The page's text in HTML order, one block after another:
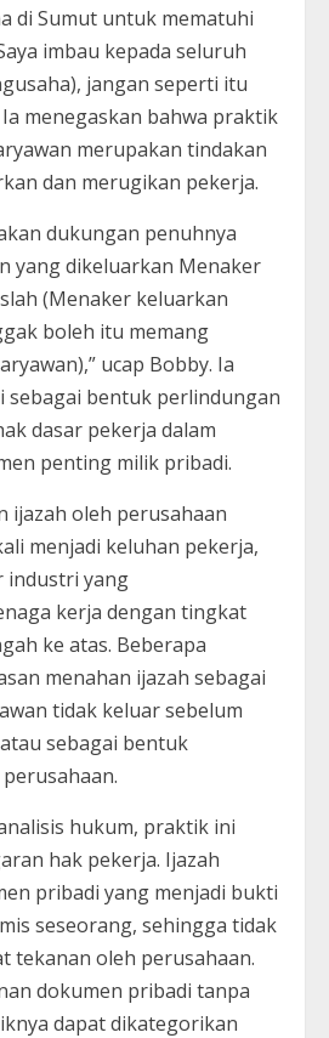
di Sumut untuk mematuhi
imbau kepada seluruh
jangan seperti itu
Ia menegaskan bahwa praktik
merupakan tindakan
dan merugikan pekerja.
dukungan penuhnya
yang dikeluarkan Menaker
(Menaker keluarkan
boleh itu memang
ucap Bobby. Ia
sebagai bentuk perlindungan
dasar pekerja dalam
penting milik pribadi.
ijazah oleh perusahaan
menjadi keluhan pekerja,
industri yang
kerja dengan tingkat
ke atas. Beberapa
menahan ijazah sebagai
tidak keluar sebelum
sebagai bentuk
hukum, praktik ini
hak pekerja. Ijazah
pribadi yang menjadi bukti
seseorang, sehingga tidak
tekanan oleh perusahaan.
dokumen pribadi tanpa
dapat dikategorikan